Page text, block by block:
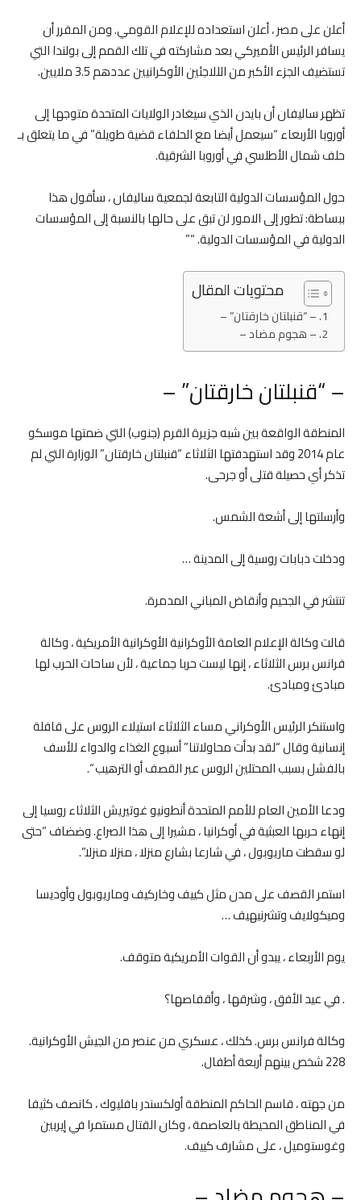
أعلن على مصر ، أعلن استعداده للإعلام القومي. ومن المقرر أن
يسافر الرئيس الأميركي بعد مشاركته في تلك القمم إلى بولندا التي
تستضيف الجزء الأكبر من الللاجئين الأوكرانيين عددهم 3.5 ملايين.
تظهر ساليفان أن بايدن الذي سيغادر الولايات المتحدة متوجها إلى
أوروبا الأربعاء “سيعمل أيضا مع الحلفاء قضية طويلة” في ما يتعلق بـ
حلف شمال الأطلسي في أوروبا الشرقية.
حول المؤسسات الدولية التابعة لجمعية ساليفان ، سأقول هذا
ببساطة: تطور إلى الامور لن تبق على حالها بالنسبة إلى المؤسسات
الدولية في المؤسسات الدولية. “”
محتويات المقال
– “قنبلتان خارقتان” –
– هجوم مضاد –
– “قنبلتان خارقتان” –
المنطقة الواقعة بين شبه جزيرة القرم (جنوب) التي ضمتها موسكو
عام 2014 وقد استهدفتها الثلاثاء “قنبلتان خارقتان” الوزارة التي لم
تذكر أي حصيلة قتلى أو جرحى.
وأرسلتها إلى أشعة الشمس.
ودخلت دبابات روسية إلى المدينة …
تنتشر في الجحيم وأنقاض المباني المدمرة.
قالت وكالة الإعلام العامة الأوكرانية الأوكرانية الأمريكية ، وكالة
فرانس برس الثلاثاء ، إنها ليست حربا جماعية ، لأن ساحات الحرب لها
مبادئ ومبادئ.
واستنكر الرئيس الأوكراني مساء الثلاثاء استيلاء الروس على قافلة
إنسانية وقال “لقد بدأت محاولاتنا” أسبوع الغذاء والدواء للأسف
بالفشل بسبب المحتلين الروس عبر القصف أو الترهيب “.
ودعا الأمين العام للأمم المتحدة أنطونيو غوتيريش الثلاثاء روسيا إلى
إنهاء حربها العبثية في أوكرانيا ، مشيرا إلى هذا الصراع. وضضاف “حتى
لو سقطت ماريوبول ، في شارعا بشارع منزلا ، منزلا منزلا”.
استمر القصف على مدن مثل كييف وخاركيف وماريوبول وأوديسا
وميكولايف وتشرنيهيف …
يوم الأربعاء ، يبدو أن القوات الأمريكية متوقف.
. في عيد الأفق ، وشرقها ، وأقفاصها؟
وكالة فرانس برس. كذلك ، عسكري من عنصر من الجيش الأوكرانية.
228 شخص بينهم أربعة أطفال.
من جهته ، قاسم الحاكم المنطقة أولكسندر بافليوك ، كانصف كثيفا
في المناطق المحيطة بالعاصمة ، وكان القتال مستمرا في إيربين
وغوستوميل ، على مشارف كييف.